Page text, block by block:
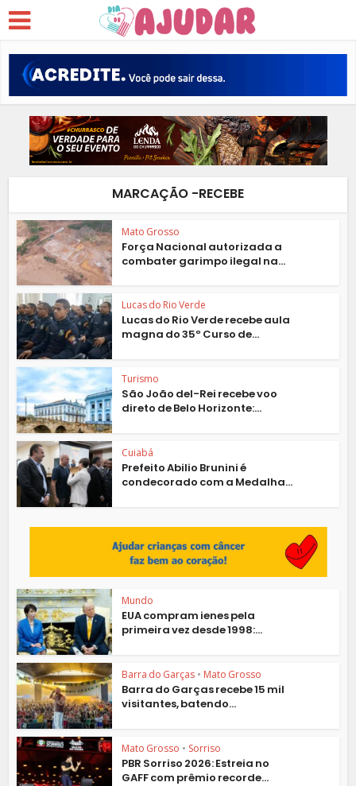
MARCAÇÃO -RECEBE
Mato Grosso
Força Nacional autorizada a
combater garimpo ilegal na...
Lucas do Rio Verde
Lucas do Rio Verde recebe aula
magna do 35º Curso de...
Turismo
São João del-Rei recebe voo
direto de Belo Horizonte:...
Cuiabá
Prefeito Abilio Brunini é
condecorado com a Medalha...
Mundo
EUA compram ienes pela
primeira vez desde 1998:...
Barra do Garças • Mato Grosso
Barra do Garças recebe 15 mil
visitantes, batendo...
Mato Grosso • Sorriso
PBR Sorriso 2026: Estreia no
GAFF com prêmio recorde...